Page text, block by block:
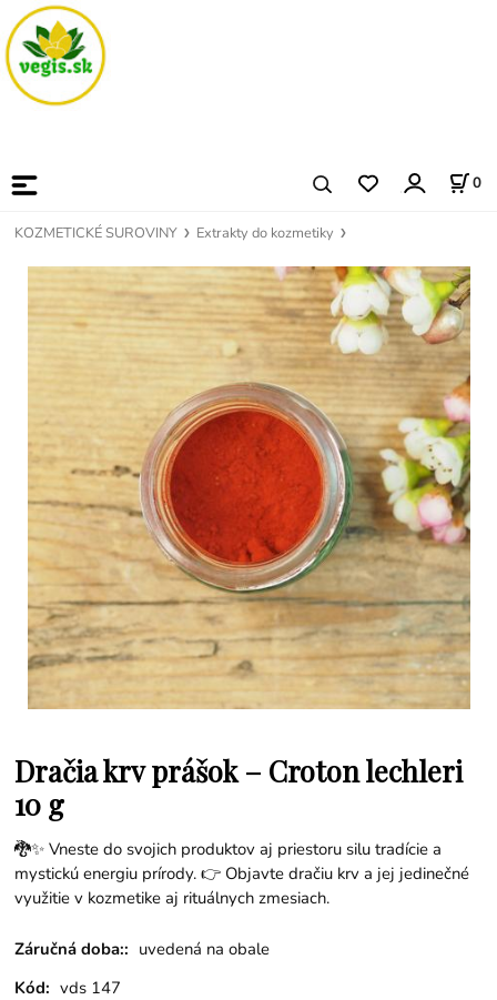
0
KOZMETICKÉ SUROVINY Extrakty do kozmetiky
Dračia krv prášok – Croton lechleri
10 g
🐉✨ Vneste do svojich produktov aj priestoru silu tradície a
mystickú energiu prírody. 👉 Objavte dračiu krv a jej jedinečné
využitie v kozmetike aj rituálnych zmesiach.
Záručná doba:: uvedená na obale
Kód: vds 147